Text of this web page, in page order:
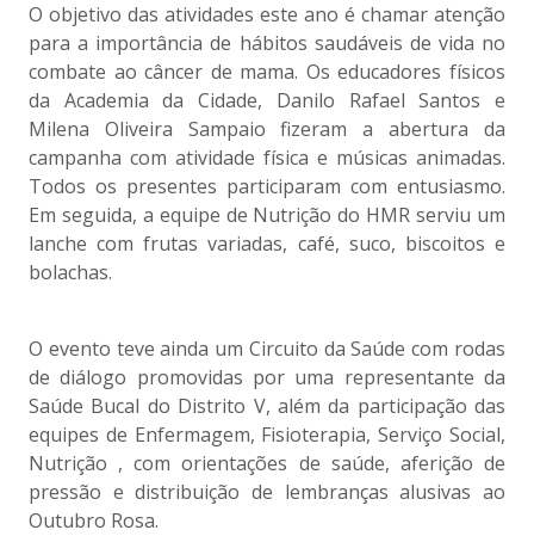
O objetivo das atividades este ano é chamar atenção
para a importância de hábitos saudáveis de vida no
combate ao câncer de mama. Os educadores físicos
da Academia da Cidade, Danilo Rafael Santos e
Milena Oliveira Sampaio fizeram a abertura da
campanha com atividade física e músicas animadas.
Todos os presentes participaram com entusiasmo.
Em seguida, a equipe de Nutrição do HMR serviu um
lanche com frutas variadas, café, suco, biscoitos e
bolachas.
O evento teve ainda um Circuito da Saúde com rodas
de diálogo promovidas por uma representante da
Saúde Bucal do Distrito V, além da participação das
equipes de Enfermagem, Fisioterapia, Serviço Social,
Nutrição , com orientações de saúde, aferição de
pressão e distribuição de lembranças alusivas ao
Outubro Rosa.